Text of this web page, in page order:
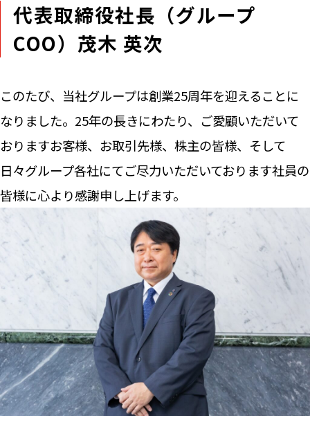
代表取締役社長（グループ
COO）茂木 英次
このたび、当社グループは創業25周年を迎えることに
なりました。25年の長きにわたり、ご愛顧いただいて
おりますお客様、お取引先様、株主の皆様、そして
日々グループ各社にてご尽力いただいております社員の
皆様に心より感謝申し上げます。